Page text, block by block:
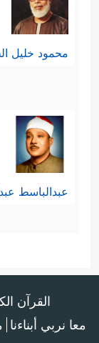
محمود خليل
عبدالباسط
القرآن
معا نربي أبناءنا